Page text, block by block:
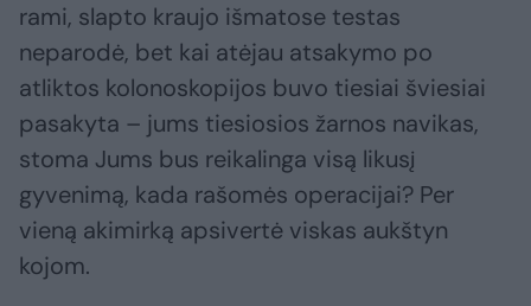
rami, slapto kraujo išmatose testas
neparodė, bet kai atėjau atsakymo po
atliktos kolonoskopijos buvo tiesiai šviesiai
pasakyta – jums tiesiosios žarnos navikas,
stoma Jums bus reikalinga visą likusį
gyvenimą, kada rašomės operacijai? Per
vieną akimirką apsivertė viskas aukštyn
kojom.